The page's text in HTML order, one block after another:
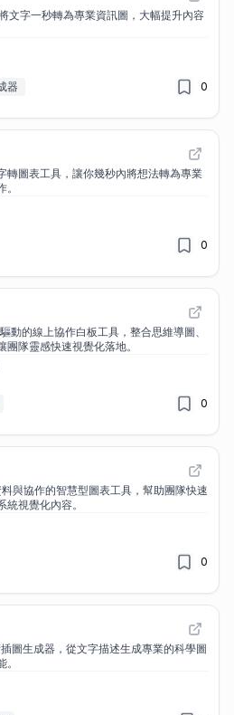
文字一秒轉為專業資訊圖，大幅提升內容
器 0
圖表工具，讓你幾秒內將想法轉為專業
0
動的線上協作白板工具，整合思維導圖、
隊靈感快速視覺化落地。
0
與協作的智慧型圖表工具，幫助團隊快速
視覺化內容。
0
圖生成器，從文字描述生成專業的科學圖